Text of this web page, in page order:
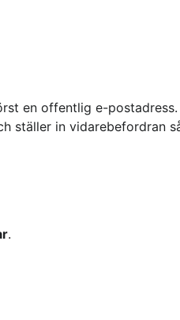
en offentlig e-
ställer in vidarebefordran
.